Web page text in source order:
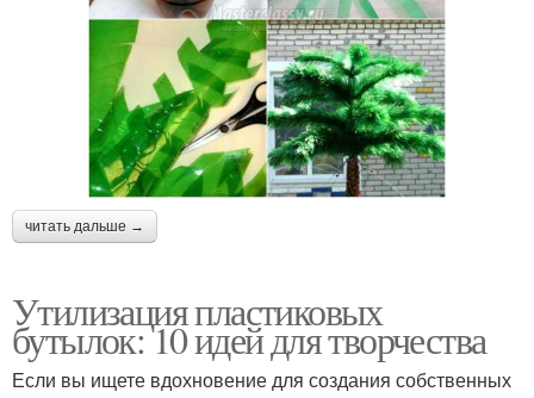
читать дальше →
Утилизация пластиковых
бутылок: 10 идей для творчества
Если вы ищете вдохновение для создания собственных